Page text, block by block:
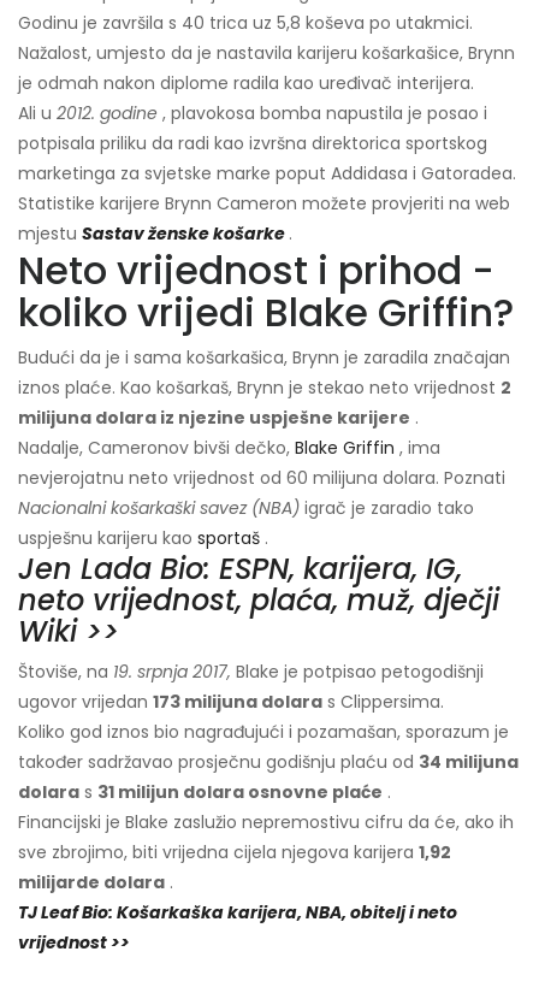
Godinu je završila s 40 trica uz 5,8 koševa po utakmici.
Nažalost, umjesto da je nastavila karijeru košarkašice, Brynn
je odmah nakon diplome radila kao uređivač interijera.
Ali u 2012. godine , plavokosa bomba napustila je posao i
potpisala priliku da radi kao izvršna direktorica sportskog
marketinga za svjetske marke poput Addidasa i Gatoradea.
Statistike karijere Brynn Cameron možete provjeriti na web
mjestu Sastav ženske košarke .
Neto vrijednost i prihod -
koliko vrijedi Blake Griffin?
Budući da je i sama košarkašica, Brynn je zaradila značajan
iznos plaće. Kao košarkaš, Brynn je stekao neto vrijednost 2
milijuna dolara iz njezine uspješne karijere .
Nadalje, Cameronov bivši dečko, Blake Griffin , ima
nevjerojatnu neto vrijednost od 60 milijuna dolara. Poznati
Nacionalni košarkaški savez (NBA) igrač je zaradio tako
uspješnu karijeru kao sportaš .
Jen Lada Bio: ESPN, karijera, IG,
neto vrijednost, plaća, muž, dječji
Wiki >>
Štoviše, na 19. srpnja 2017, Blake je potpisao petogodišnji
ugovor vrijedan 173 milijuna dolara s Clippersima.
Koliko god iznos bio nagrađujući i pozamašan, sporazum je
također sadržavao prosječnu godišnju plaću od 34 milijuna
dolara s 31 milijun dolara osnovne plaće .
Financijski je Blake zaslužio nepremostivu cifru da će, ako ih
sve zbrojimo, biti vrijedna cijela njegova karijera 1,92
milijarde dolara .
TJ Leaf Bio: Košarkaška karijera, NBA, obitelj i neto
vrijednost >>